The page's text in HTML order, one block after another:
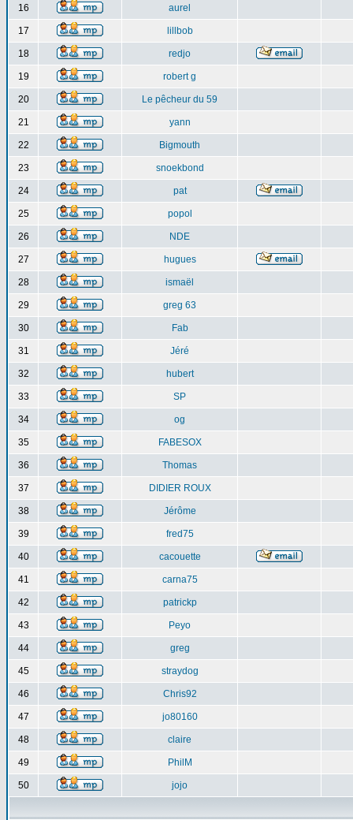
16 aurel
17 lillbob
18 redjo
19 robert g
20 Le pêcheur du 59
21 yann
22 Bigmouth
23 snoekbond
24 pat
25 popol
26 NDE
27 hugues
28 ismaël
29 greg 63
30 Fab
31 Jéré
32 hubert
33 SP
34 og
35 FABESOX
36 Thomas
37 DIDIER ROUX
38 Jérôme
39 fred75
40 cacouette
41 carna75
42 patrickp
43 Peyo
44 greg
45 straydog
46 Chris92
47 jo80160
48 claire
49 PhilM
50 jojo